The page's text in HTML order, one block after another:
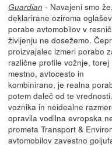
Guardian - Navajeni smo
deklarirane oziroma
porabe avtomobilov v
življenju ne dosežemo.
proizvajalec izmeri porabo
različne profile vožnje, torej
mestno, avtocesto in
kombinirano, je realna
potem daleč od te
voznika in neidealne
opravila vodilna evropska
prometa Transport &
avtomobilov zavestno